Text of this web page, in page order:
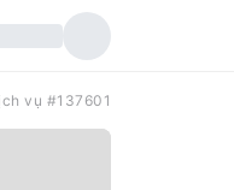
vụ #137601